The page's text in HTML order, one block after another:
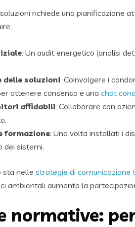
richiede una pianificazione
: Un audit energetico (analisi
delle soluzioni: Coinvolgere i
ottenere consenso e una chat
affidabili: Collaborare con
formazione: Una volta installati i
dei sistemi.
sta nelle strategie di comunicazione
ambientali aumenta la
normative: